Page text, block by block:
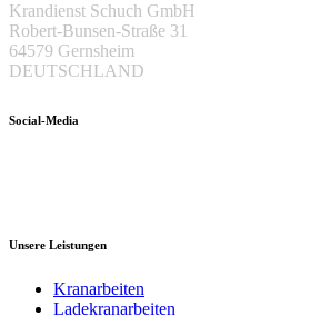
Krandienst Schuch GmbH
Robert-Bunsen-Straße 31
64579 Gernsheim
DEUTSCHLAND
Social-Media
Unsere Leistungen
Kranarbeiten
Ladekranarbeiten